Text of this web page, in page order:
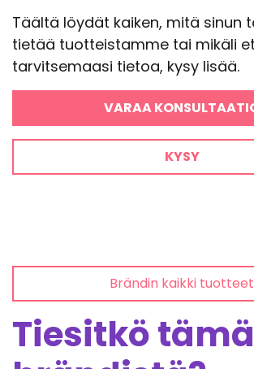
Täältä löydät kaiken, mitä sinun
tietää tuotteistamme tai mikäli
tarvitsemaasi tietoa, kysy lisää.
VARAA
KYSY
Brändin kaikki tuotteet
Tiesitkö